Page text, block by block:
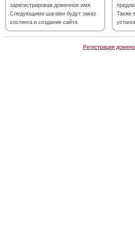
зарегистрировав доменное имя.
Следующими шагами будут заказ
хостинга и создание сайта.
Также
Регистрация